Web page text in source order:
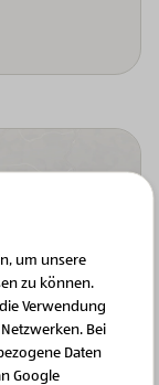
ihrer sanft
für
um unsere
zu können.
Verwendung
Bei
Daten
Google